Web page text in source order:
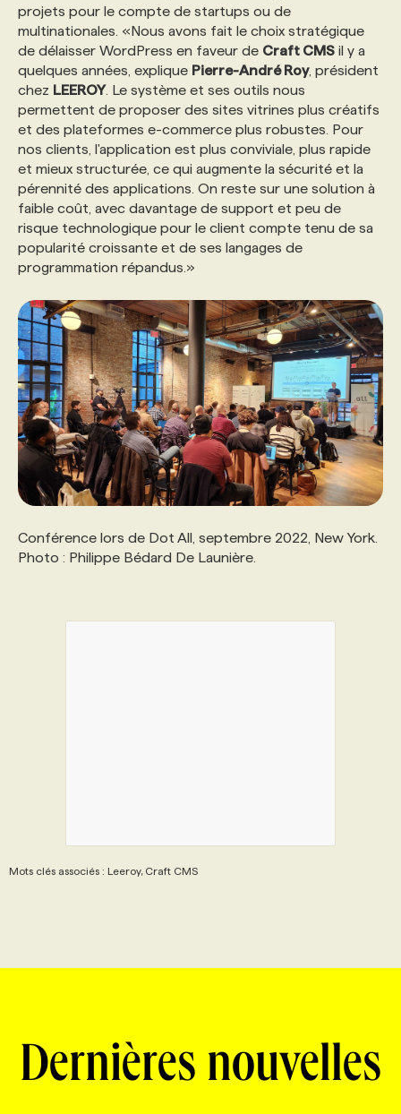
projets pour le compte de startups ou de
multinationales. «Nous avons fait le choix stratégique
de délaisser WordPress en faveur de Craft CMS il y a
quelques années, explique Pierre-André Roy, président
chez LEEROY. Le système et ses outils nous
permettent de proposer des sites vitrines plus créatifs
et des plateformes e-commerce plus robustes. Pour
nos clients, l'application est plus conviviale, plus rapide
et mieux structurée, ce qui augmente la sécurité et la
pérennité des applications. On reste sur une solution à
faible coût, avec davantage de support et peu de
risque technologique pour le client compte tenu de sa
popularité croissante et de ses langages de
programmation répandus.»
Conférence lors de Dot All, septembre 2022, New York.
Photo : Philippe Bédard De Launière.
Mots clés associés : Leeroy, Craft CMS
Dernières nouvelles